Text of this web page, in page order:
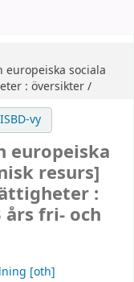
europeiska sociala
: översikter /
vy
europeiska
resurs]
:
års fri- och
[oth]